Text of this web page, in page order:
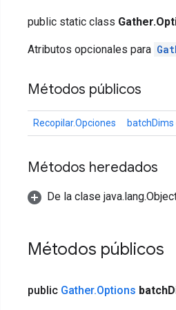
public static class
Atributos opcionales para
Métodos públicos
Recopilar.Opciones batchDims
Métodos heredados
De la clase
Métodos públicos
public Gather.Options batch